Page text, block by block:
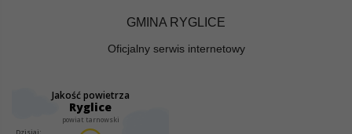
GMINA RYGLICE
Oficjalny serwis internetowy